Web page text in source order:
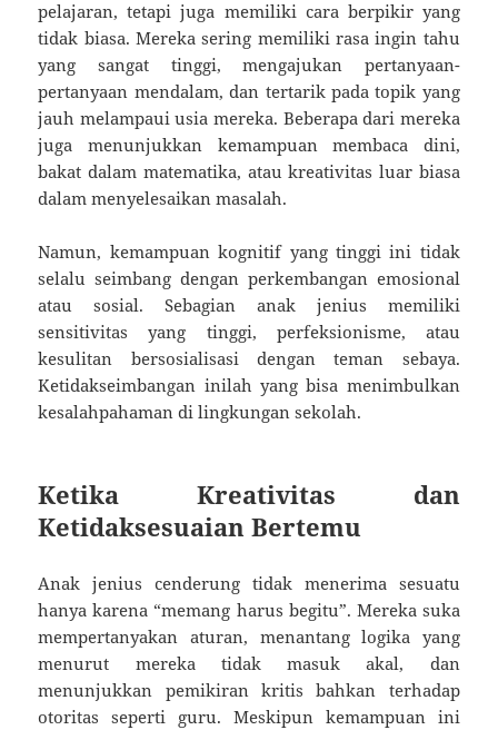
pelajaran, tetapi juga memiliki cara berpikir yang
tidak biasa. Mereka sering memiliki rasa ingin tahu
yang sangat tinggi, mengajukan pertanyaan-
pertanyaan mendalam, dan tertarik pada topik yang
jauh melampaui usia mereka. Beberapa dari mereka
juga menunjukkan kemampuan membaca dini,
bakat dalam matematika, atau kreativitas luar biasa
dalam menyelesaikan masalah.
Namun, kemampuan kognitif yang tinggi ini tidak
selalu seimbang dengan perkembangan emosional
atau sosial. Sebagian anak jenius memiliki
sensitivitas yang tinggi, perfeksionisme, atau
kesulitan bersosialisasi dengan teman sebaya.
Ketidakseimbangan inilah yang bisa menimbulkan
kesalahpahaman di lingkungan sekolah.
Ketika Kreativitas dan
Ketidaksesuaian Bertemu
Anak jenius cenderung tidak menerima sesuatu
hanya karena “memang harus begitu”. Mereka suka
mempertanyakan aturan, menantang logika yang
menurut mereka tidak masuk akal, dan
menunjukkan pemikiran kritis bahkan terhadap
otoritas seperti guru. Meskipun kemampuan ini